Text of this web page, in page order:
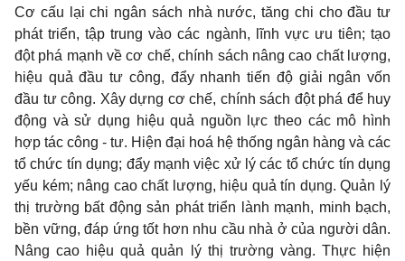
Cơ cấu lại chi ngân sách nhà nước, tăng chi cho đầu tư
phát triển, tập trung vào các ngành, lĩnh vực ưu tiên; tạo
đột phá mạnh về cơ chế, chính sách nâng cao chất lượng,
hiệu quả đầu tư công, đẩy nhanh tiến độ giải ngân vốn
đầu tư công. Xây dựng cơ chế, chính sách đột phá để huy
động và sử dụng hiệu quả nguồn lực theo các mô hình
hợp tác công - tư. Hiện đại hoá hệ thống ngân hàng và các
tổ chức tín dụng; đẩy mạnh việc xử lý các tổ chức tín dụng
yếu kém; nâng cao chất lượng, hiệu quả tín dụng. Quản lý
thị trường bất động sản phát triển lành mạnh, minh bạch,
bền vững, đáp ứng tốt hơn nhu cầu nhà ở của người dân.
Nâng cao hiệu quả quản lý thị trường vàng. Thực hiện